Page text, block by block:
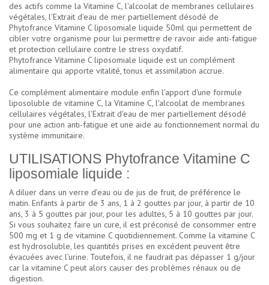
des actifs comme la Vitamine C, l'alcoolat de membranes cellulaires
végétales, l'Extrait d'eau de mer partiellement désodé de
Phytofrance Vitamine C liposomiale liquide 50ml qui permettent de
cibler votre organisme pour lui permettre de ravoir aide anti-fatigue
et protection cellulaire contre le stress oxydatif.
Phytofrance Vitamine C liposomiale liquide est un complément
alimentaire qui apporte vitalité, tonus et assimilation accrue.
Ce complément alimentaire module enfin l'apport d'une formule
liposoluble de vitamine C, la Vitamine C, l'alcoolat de membranes
cellulaires végétales, l'Extrait d'eau de mer partiellement désodé
pour une action anti-fatigue et une aide au fonctionnement normal du
système immunitaire.
UTILISATIONS Phytofrance Vitamine C
liposomiale liquide :
A diluer dans un verre d’eau ou de jus de fruit, de préférence le
matin. Enfants à partir de 3 ans, 1 à 2 gouttes par jour, à partir de 10
ans, 3 à 5 gouttes par jour, pour les adultes, 5 à 10 gouttes par jour.
Si vous souhaitez faire un cure, il est préconisé de consommer entre
500 mg et 1 g de vitamine C quotidiennement. Comme la vitamine C
est hydrosoluble, les quantités prises en excédent peuvent être
évacuées avec l’urine. Toutefois, il ne faudrait pas dépasser 1 g/jour
car la vitamine C peut alors causer des problèmes rénaux ou de
digestion.